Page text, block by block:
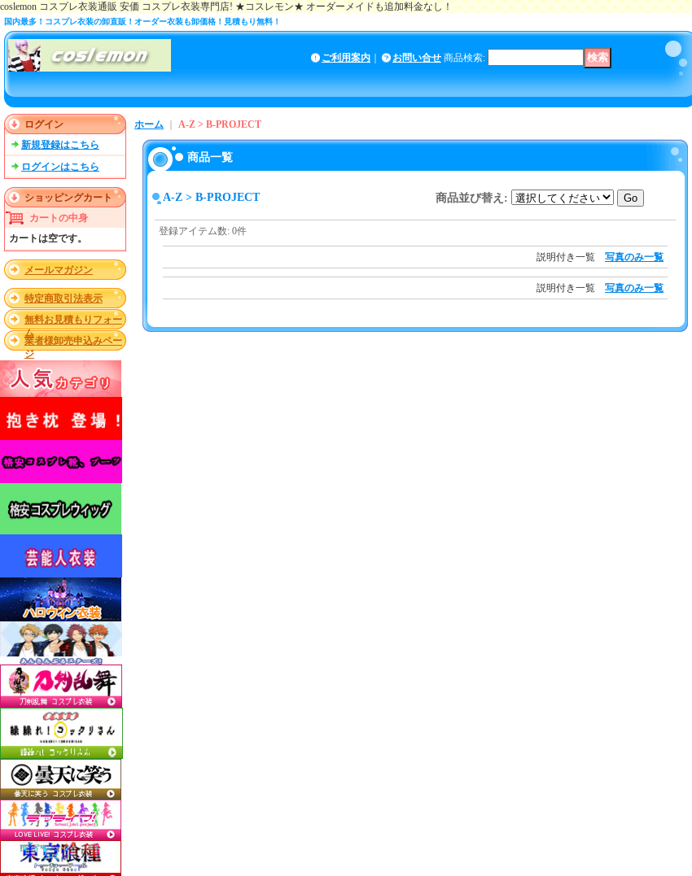
coslemon コスプレ衣装通販 安価 コスプレ衣装専門店! ★コスレモン★ オーダーメイドも追加料金なし！
国内最多！コスプレ衣装の卸直販！オーダー衣装も卸価格！見積もり無料！
ご利用案内 お問い合せ 商品検索:
ログイン
新規登録はこちら
ログインはこちら
ショッピングカート
カートの中身
カートは空です。
メールマガジン
特定商取引法表示
無料お見積もりフォー
ム
業者様卸売申込みペー
ジ
ホーム A-Z > B-PROJECT
商品一覧
A-Z > B-PROJECT 商品並び替え :
登録アイテム数: 0件
説明付き一覧 写真のみ一覧
説明付き一覧 写真のみ一覧